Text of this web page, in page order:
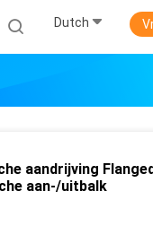
Dutch
aandrijving
aan-/uitbalk